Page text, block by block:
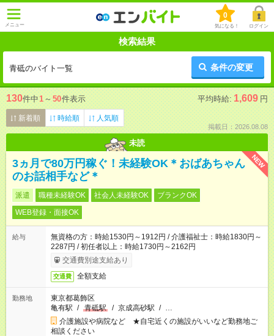
メニュー
0
気になる！ ログイン
検索結果
青砥のバイト一覧 条件の変更
130件中1 ～ 50件表示 平均時給: 1,609 円
新着順 時給順 人気順
掲載日：2026.08.08
未読
NEW
3ヵ月で80万円稼ぐ！未経験OK＊おばあちゃん
のお話相手など＊
派遣 職種未経験OK 社会人未経験OK
ブランクOK
WEB登録・面接OK
給与
無資格の方：時給1530円～1912円 / 介護福祉士：時給1830円～
2287円 / 初任者以上：時給1730円～2162円
交通費別途支給あり
交通費 全額支給
勤務地
東京都葛飾区
亀有駅 / 青砥駅 / 京成高砂駅 / …
介護施設や病院など ★自宅近くの施設がいいなど勤務地ご
相談ください